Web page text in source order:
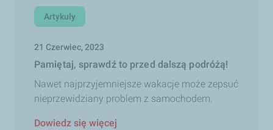
Artykuły
21 Czerwiec, 2023
Pamiętaj, sprawdź to przed dalszą podróżą!
Nawet najprzyjemniejsze wakacje może zepsuć
nieprzewidziany problem z samochodem.
Dowiedz się więcej